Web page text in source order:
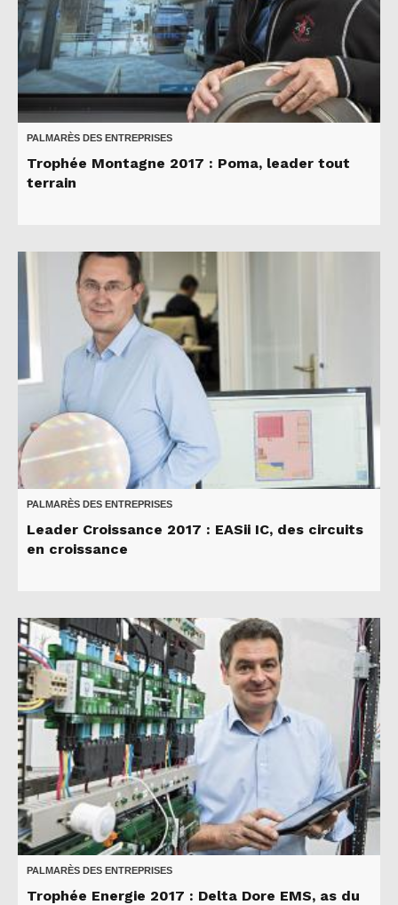
PALMARÈS DES ENTREPRISES
Trophée Montagne 2017 : Poma, leader tout
terrain
PALMARÈS DES ENTREPRISES
Leader Croissance 2017 : EASii IC, des circuits
en croissance
PALMARÈS DES ENTREPRISES
Trophée Energie 2017 : Delta Dore EMS, as du